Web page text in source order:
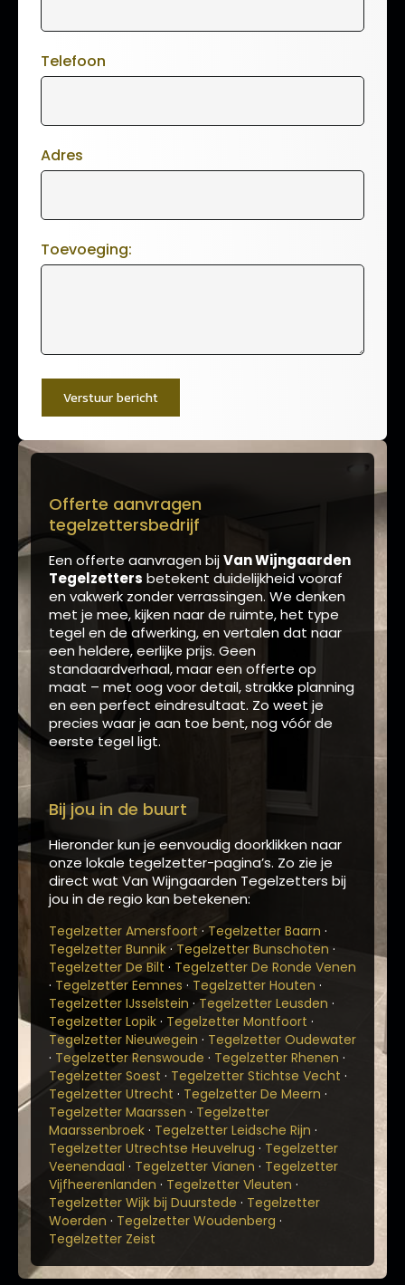
Offerte aanvragen
tegelzettersbedrijf
Een offerte aanvragen bijVan Wijngaarden
Tegelzetters betekent duidelijkheid vooraf
en vakwerk zonder verrassingen. We denken
met je mee, kijken naar de ruimte, het type
tegel en de afwerking, en vertalen dat naar
een heldere, eerlijke prijs. Geen
standaardverhaal, maar een offerte op
maat – met oog voor detail, strakke planning
en een perfect eindresultaat. Zo weet je
precies waar je aan toe bent, nog vóór de
eerste tegel ligt.
Bij jou in de buurt
Hieronder kun je eenvoudig doorklikken naar
onze lokale tegelzetter-pagina’s. Zo zie je
direct wat Van Wijngaarden Tegelzetters bij
jou in de regio kan betekenen:
Tegelzetter Amersfoort ·Tegelzetter Baarn ·
Tegelzetter Bunnik ·Tegelzetter Bunschoten ·
Tegelzetter De Bilt · Tegelzetter De Ronde Venen
· Tegelzetter Eemnes · Tegelzetter Houten ·
Tegelzetter IJsselstein · Tegelzetter Leusden ·
Tegelzetter Lopik · Tegelzetter Montfoort ·
Tegelzetter Nieuwegein · Tegelzetter Oudewater
· Tegelzetter Renswoude · Tegelzetter Rhenen ·
Tegelzetter Soest · Tegelzetter Stichtse Vecht ·
Tegelzetter Utrecht · Tegelzetter De Meern ·
Tegelzetter Maarssen · Tegelzetter
Maarssenbroek · Tegelzetter Leidsche Rijn ·
Tegelzetter Utrechtse Heuvelrug · Tegelzetter
Veenendaal · Tegelzetter Vianen · Tegelzetter
Vijfheerenlanden · Tegelzetter Vleuten ·
Tegelzetter Wijk bij Duurstede · Tegelzetter
Woerden · Tegelzetter Woudenberg ·
Tegelzetter Zeist
Telefoon
Adres
Toevoeging:
Verstuur bericht